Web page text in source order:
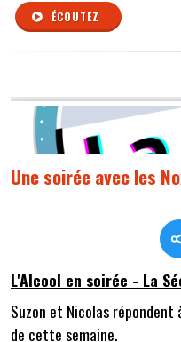
ÉCOUTEZ
Une soirée avec les
L'Alcool en soirée - La
Suzon et Nicolas
de cette semaine.